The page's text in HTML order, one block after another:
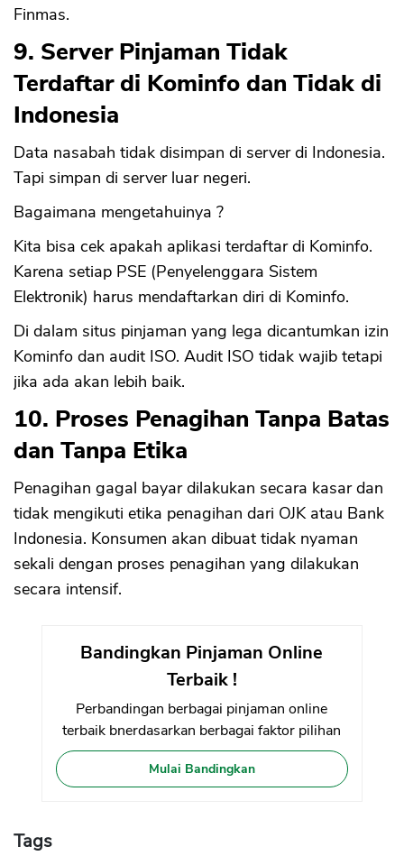
Finmas.
9. Server Pinjaman Tidak
Terdaftar di Kominfo dan Tidak di
Indonesia
Data nasabah tidak disimpan di server di Indonesia.
Tapi simpan di server luar negeri.
Bagaimana mengetahuinya ?
Kita bisa cek apakah aplikasi terdaftar di Kominfo.
Karena setiap PSE (Penyelenggara Sistem
Elektronik) harus mendaftarkan diri di Kominfo.
Di dalam situs pinjaman yang lega dicantumkan izin
Kominfo dan audit ISO. Audit ISO tidak wajib tetapi
jika ada akan lebih baik.
10. Proses Penagihan Tanpa Batas
dan Tanpa Etika
Penagihan gagal bayar dilakukan secara kasar dan
tidak mengikuti etika penagihan dari OJK atau Bank
Indonesia. Konsumen akan dibuat tidak nyaman
sekali dengan proses penagihan yang dilakukan
secara intensif.
Bandingkan Pinjaman Online
Terbaik !
Perbandingan berbagai pinjaman online
terbaik bnerdasarkan berbagai faktor pilihan
Mulai Bandingkan
Tags